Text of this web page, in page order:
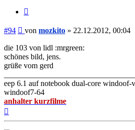
#94 Beitrag
von mozkito » 22.12.2012, 00:04
die 103 von lidl :mrgreen:
schönes bild, jens.
grüße vom gerd
eep 6.1 auf notebook dual-core windoof-
windoof7-64
anhalter kurzfilme